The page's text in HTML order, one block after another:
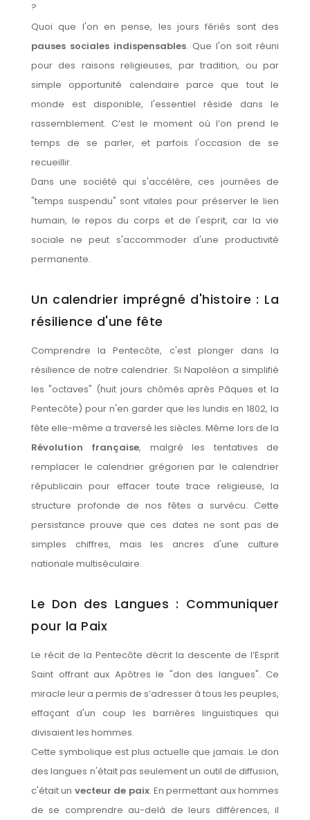
?
Quoi que l'on en pense, les jours fériés sont des
pauses sociales indispensables. Que l'on soit réuni
pour des raisons religieuses, par tradition, ou par
simple opportunité calendaire parce que tout le
monde est disponible, l'essentiel réside dans le
rassemblement. C’est le moment où l’on prend le
temps de se parler, et parfois l'occasion de se
recueillir.
Dans une société qui s'accélère, ces journées de
"temps suspendu" sont vitales pour préserver le lien
humain, le repos du corps et de l'esprit, car la vie
sociale ne peut s'accommoder d'une productivité
permanente.
Un calendrier imprégné d'histoire : La
résilience d'une fête
Comprendre la Pentecôte, c'est plonger dans la
résilience de notre calendrier. Si Napoléon a simplifié
les "octaves" (huit jours chômés après Pâques et la
Pentecôte) pour n'en garder que les lundis en 1802, la
fête elle-même a traversé les siècles. Même lors de la
Révolution française, malgré les tentatives de
remplacer le calendrier grégorien par le calendrier
républicain pour effacer toute trace religieuse, la
structure profonde de nos fêtes a survécu. Cette
persistance prouve que ces dates ne sont pas de
simples chiffres, mais les ancres d'une culture
nationale multiséculaire.
Le Don des Langues : Communiquer
pour la Paix
Le récit de la Pentecôte décrit la descente de l’Esprit
Saint offrant aux Apôtres le "don des langues". Ce
miracle leur a permis de s’adresser à tous les peuples,
effaçant d'un coup les barrières linguistiques qui
divisaient les hommes.
Cette symbolique est plus actuelle que jamais. Le don
des langues n'était pas seulement un outil de diffusion,
c'était un vecteur de paix. En permettant aux hommes
de se comprendre au-delà de leurs différences, il